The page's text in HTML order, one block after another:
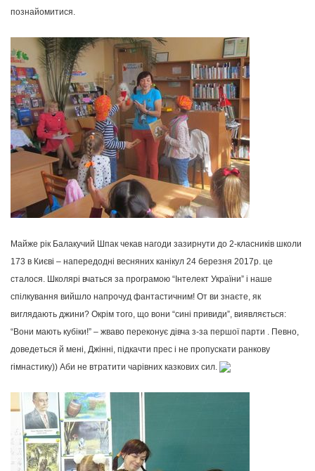
познайомитися.
Майже рік Балакучий Шпак чекав нагоди зазирнути до 2-класників школи
173 в Києві – напередодні весняних канікул 24 березня 2017р. це
сталося. Школярі вчаться за програмою “Інтелект України” і наше
спілкування вийшло напрочуд фантастичним! От ви знаєте, як
виглядають джини? Окрім того, що вони “сині привиди”, виявляється:
“Вони мають кубіки!” – жваво переконує дівча з-за першої парти .
Певно,
доведеться й мені, Джінні, підкачти прес і не пропускати ранкову
гімнастику)) Аби не втратити чарівних казкових сил.